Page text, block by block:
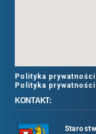
Polityka
Polityka
KONTAKT: